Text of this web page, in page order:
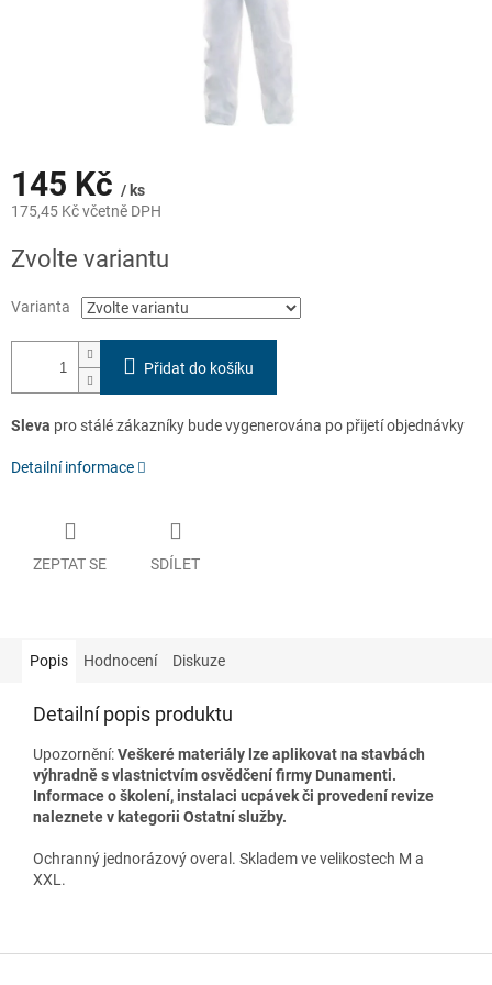
145 Kč / ks
175,45 Kč včetně DPH
cena:
Zvolte variantu
Varianta
Přidat do košíku
Sleva pro stálé zákazníky bude vygenerována po přijetí objednávky
Detailní informace
ZEPTAT SE SDÍLET
Popis Hodnocení Diskuze
Detailní popis produktu
Upozornění:Veškeré materiály lze aplikovat na stavbách
výhradně s vlastnictvím osvědčení firmy Dunamenti.
Informace o školení, instalaci ucpávek či provedení revize
naleznete v kategorii Ostatní služby.
Ochranný jednorázový overal. Skladem ve velikostech M a
XXL.